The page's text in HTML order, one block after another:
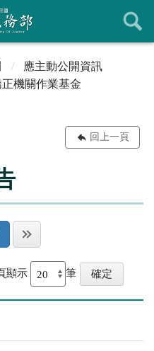
應主動公開資訊
正機關作業基金
回上一頁
顯示 筆